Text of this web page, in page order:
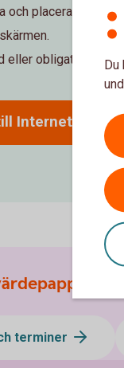
och placera.
eller
Internetbanken
terminer
Du